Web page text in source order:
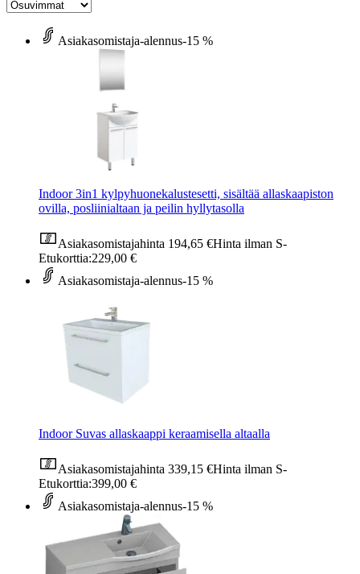
Asiakasomistaja-alennus-15 %
Indoor 3in1 kylpyhuonekalustesetti, sisältää allaskaapiston
ovilla, posliinialtaan ja peilin hyllytasolla
Asiakasomistajahinta 194,65 €Hinta ilman S-
Etukorttia:229,00 €
Asiakasomistaja-alennus-15 %
Indoor Suvas allaskaappi keraamisella altaalla
Asiakasomistajahinta 339,15 €Hinta ilman S-
Etukorttia:399,00 €
Asiakasomistaja-alennus-15 %